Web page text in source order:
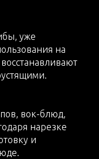
уже
на
вок-блюд,
нарезке
и